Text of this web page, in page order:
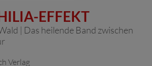
EFFEKT
| Das heilende Band zwischen
Verlag